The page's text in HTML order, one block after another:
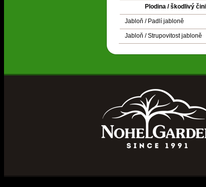
Plodina / škodlivý
Jabloň / Padlí jabloně
Jabloň / Strupovitost jabloně